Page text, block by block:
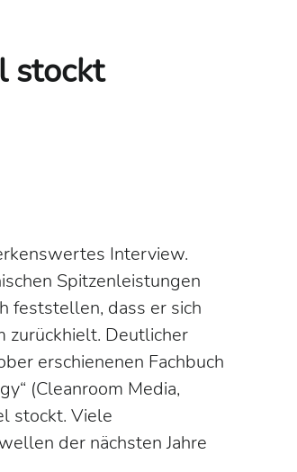
stockt
Interview.
Spitzenleistungen
feststellen, dass er sich
zurückhielt. Deutlicher
erschienenen Fachbuch
(Cleanroom Media,
stockt. Viele
der nächsten Jahre